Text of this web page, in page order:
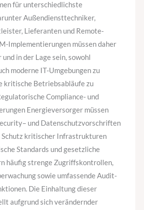
für unterschiedlichste
Außendiensttechniker,
Lieferanten und Remote-
Implementierungen müssen daher
in der Lage sein, sowohl
moderne IT-Umgebungen zu
kritische Betriebsabläufe zu
Compliance- und
Energieversorger müssen
und Datenschutzvorschriften
Schutz kritischer Infrastrukturen
Standards und gesetzliche
häufig strenge Zugriffskontrollen,
sowie umfassende Audit-
Die Einhaltung dieser
aufgrund sich verändernder